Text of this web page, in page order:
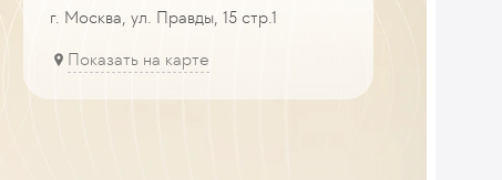
г. Москва, ул. Правды, 15 стр.1
Показать на карте